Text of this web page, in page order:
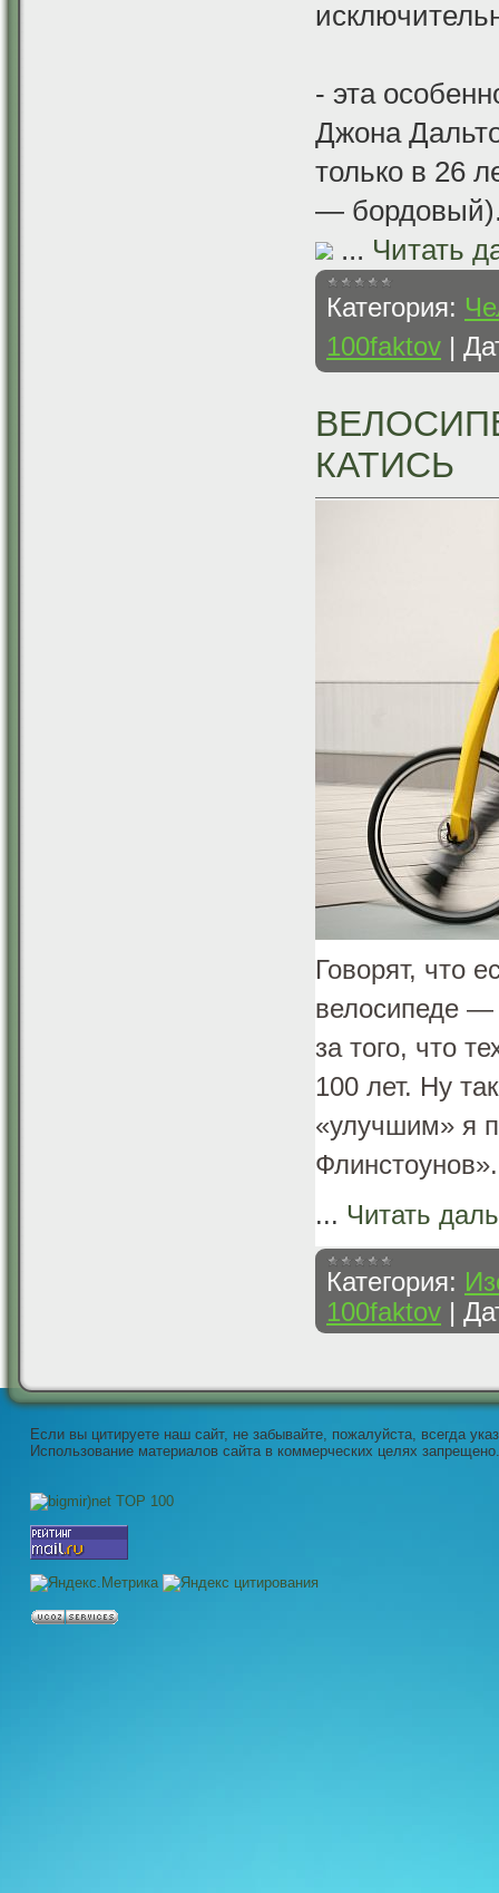
- эта
Джона
только в 26
—
... Читать
Категория:
100faktov |
КАТИСЬ
Говорят, что
велосипеде —
за того, что
100 лет. Ну
«улучшим» я
Флинстоунов».
... Читать
Категория:
100faktov |
Если вы цитируете наш сайт, не забывайте, пожалуйста, всегда
Использование материалов сайта в коммерческих целях запрещено.